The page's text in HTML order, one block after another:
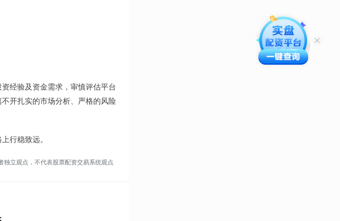
经验及资金需求，审慎评估平台
开扎实的市场分析、严格的风险
行稳致远。
独立观点，不代表股票配资交易系统观点